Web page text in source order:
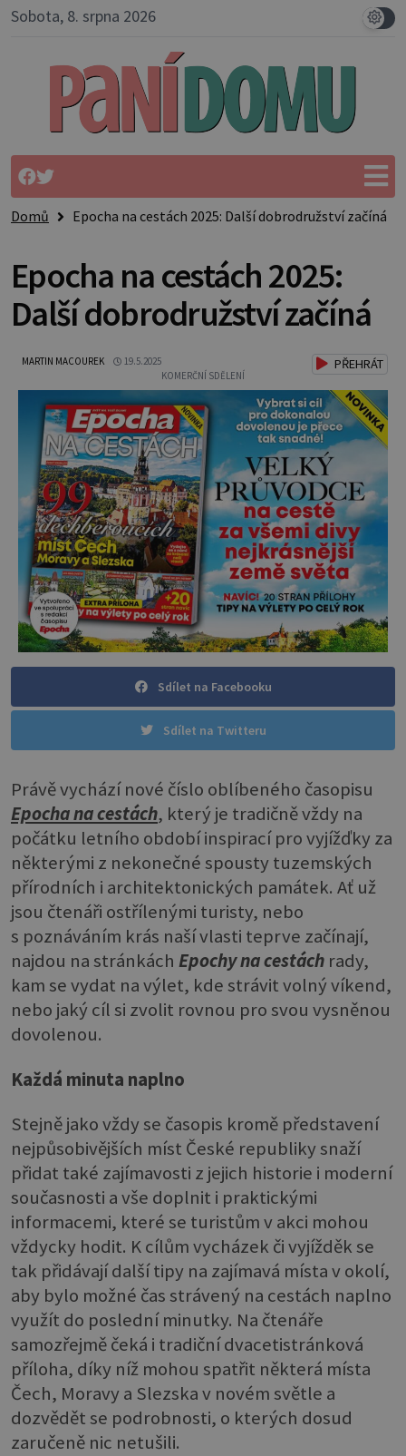
Sobota, 8. srpna 2026
Domů Epocha na cestách 2025: Další dobrodružství začíná
Epocha na cestách 2025:
Další dobrodružství začíná
MARTIN MACOUREK
19.5.2025
KOMERČNÍ SDĚLENÍ
PŘEHRÁT
Sdílet na Facebooku
Sdílet na Twitteru
Právě vychází nové číslo oblíbeného časopisu
Epocha na cestách, který je tradičně vždy na
počátku letního období inspirací pro vyjížďky za
některými z nekonečné spousty tuzemských
přírodních i architektonických památek. Ať už
jsou čtenáři ostřílenými turisty, nebo
s poznáváním krás naší vlasti teprve začínají,
najdou na stránkách Epochy na cestách rady,
kam se vydat na výlet, kde strávit volný víkend,
nebo jaký cíl si zvolit rovnou pro svou vysněnou
dovolenou.
Každá minuta naplno
Stejně jako vždy se časopis kromě představení
nejpůsobivějších míst České republiky snaží
přidat také zajímavosti z jejich historie i moderní
současnosti a vše doplnit i praktickými
informacemi, které se turistům v akci mohou
vždycky hodit. K cílům vycházek či vyjížděk se
tak přidávají další tipy na zajímavá místa v okolí,
aby bylo možné čas strávený na cestách naplno
využít do poslední minutky. Na čtenáře
samozřejmě čeká i tradiční dvacetistránková
příloha, díky níž mohou spatřit některá místa
Čech, Moravy a Slezska v novém světle a
dozvědět se podrobnosti, o kterých dosud
zaručeně nic netušili.